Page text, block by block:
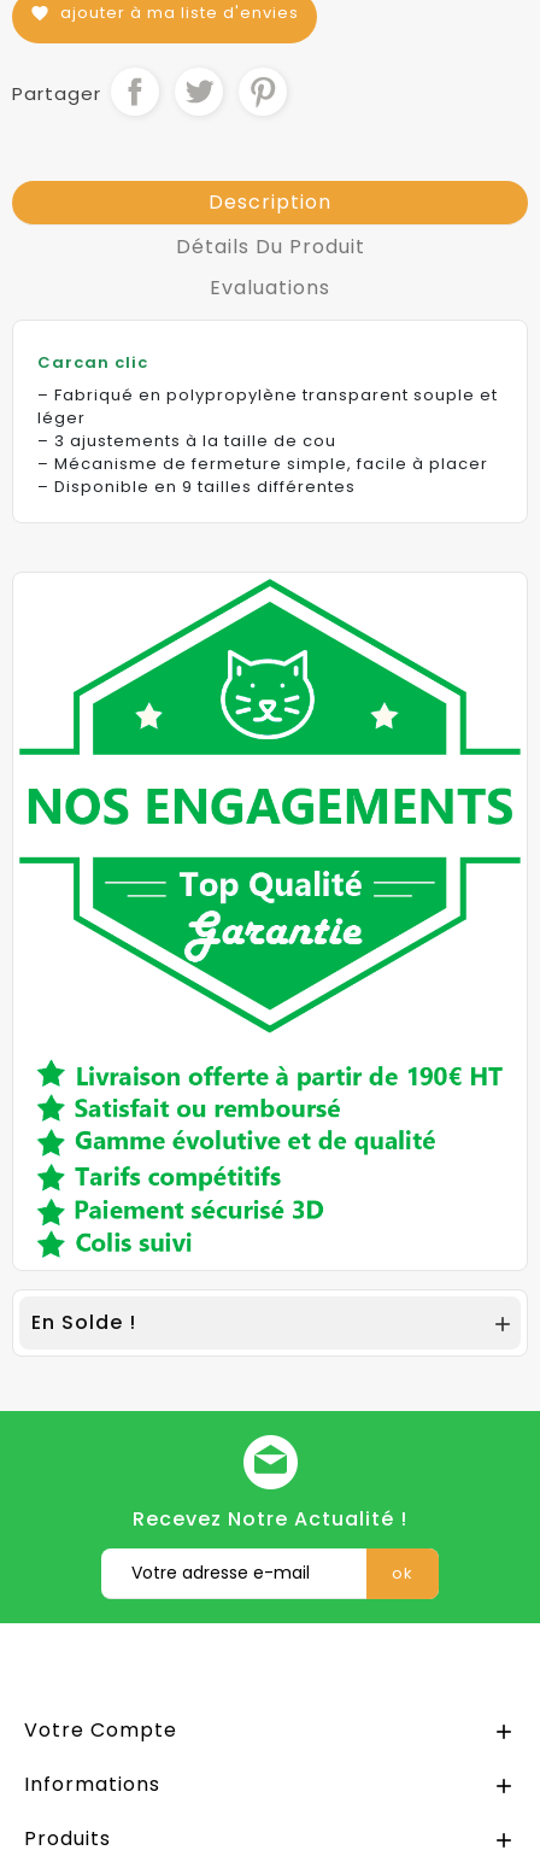
favorite ajouter à ma liste d'envies
Partager
Description
Détails Du Produit
Evaluations
Carcan clic
– Fabriqué en polypropylène transparent souple et
léger
– 3 ajustements à la taille de cou
– Mécanisme de fermeture simple, facile à placer
– Disponible en 9 tailles différentes
En Solde ! 
Recevez Notre Actualité !
Votre Compte 
Informations 
Produits 